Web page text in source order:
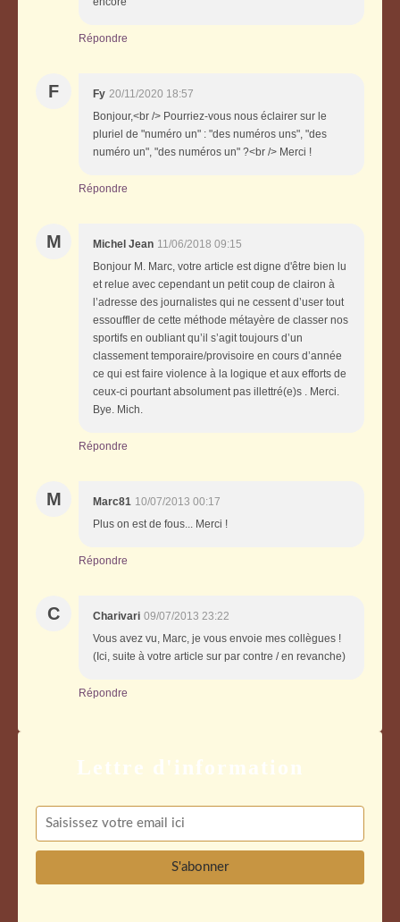
Répondre
F Fy 20/11/2020 18:57
Bonjour,<br /> Pourriez-vous nous éclairer sur le
pluriel de "numéro un" : "des numéros uns", "des
numéro un", "des numéros un" ?<br /> Merci !
Répondre
M Michel Jean 11/06/2018 09:15
Bonjour M. Marc, votre article est digne d'être bien lu
et relue avec cependant un petit coup de clairon à
l’adresse des journalistes qui ne cessent d’user tout
essouffler de cette méthode métayère de classer nos
sportifs en oubliant qu’il s’agit toujours d’un
classement temporaire/provisoire en cours d’année
ce qui est faire violence à la logique et aux efforts de
ceux-ci pourtant absolument pas illettré(e)s . Merci.
Bye. Mich.
Répondre
M Marc81 10/07/2013 00:17
Plus on est de fous... Merci !
Répondre
C Charivari 09/07/2013 23:22
Vous avez vu, Marc, je vous envoie mes collègues !
(Ici, suite à votre article sur par contre / en revanche)
Répondre